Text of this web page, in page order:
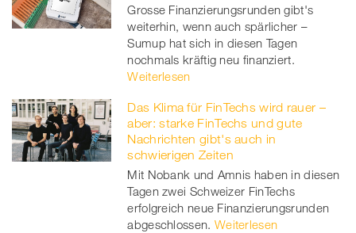
Grosse Finanzierungsrunden gibt's
weiterhin, wenn auch spärlicher –
Sumup hat sich in diesen Tagen
nochmals kräftig neu finanziert.
Weiterlesen
Das Klima für FinTechs wird rauer –
aber: starke FinTechs und gute
Nachrichten gibt's auch in
schwierigen Zeiten
Mit Nobank und Amnis haben in diesen
Tagen zwei Schweizer FinTechs
erfolgreich neue Finanzierungsrunden
abgeschlossen. Weiterlesen